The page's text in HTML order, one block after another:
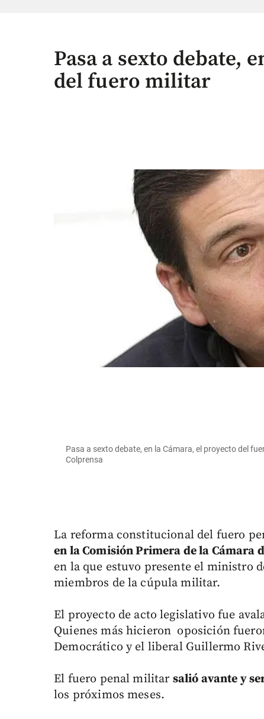
Pasa a sexto debate,
del fuero militar
Pasa a sexto debate, en la Cámara, el proyecto del
Colprensa
La reforma constitucional del fuero
en la Comisión Primera de la Cámara
en la que estuvo presente el ministro
miembros de la cúpula militar.
El proyecto de acto legislativo fue
Quienes más hicieron oposición
Democrático y el liberal Guillermo
El fuero penal militar salió avante y
los próximos meses.